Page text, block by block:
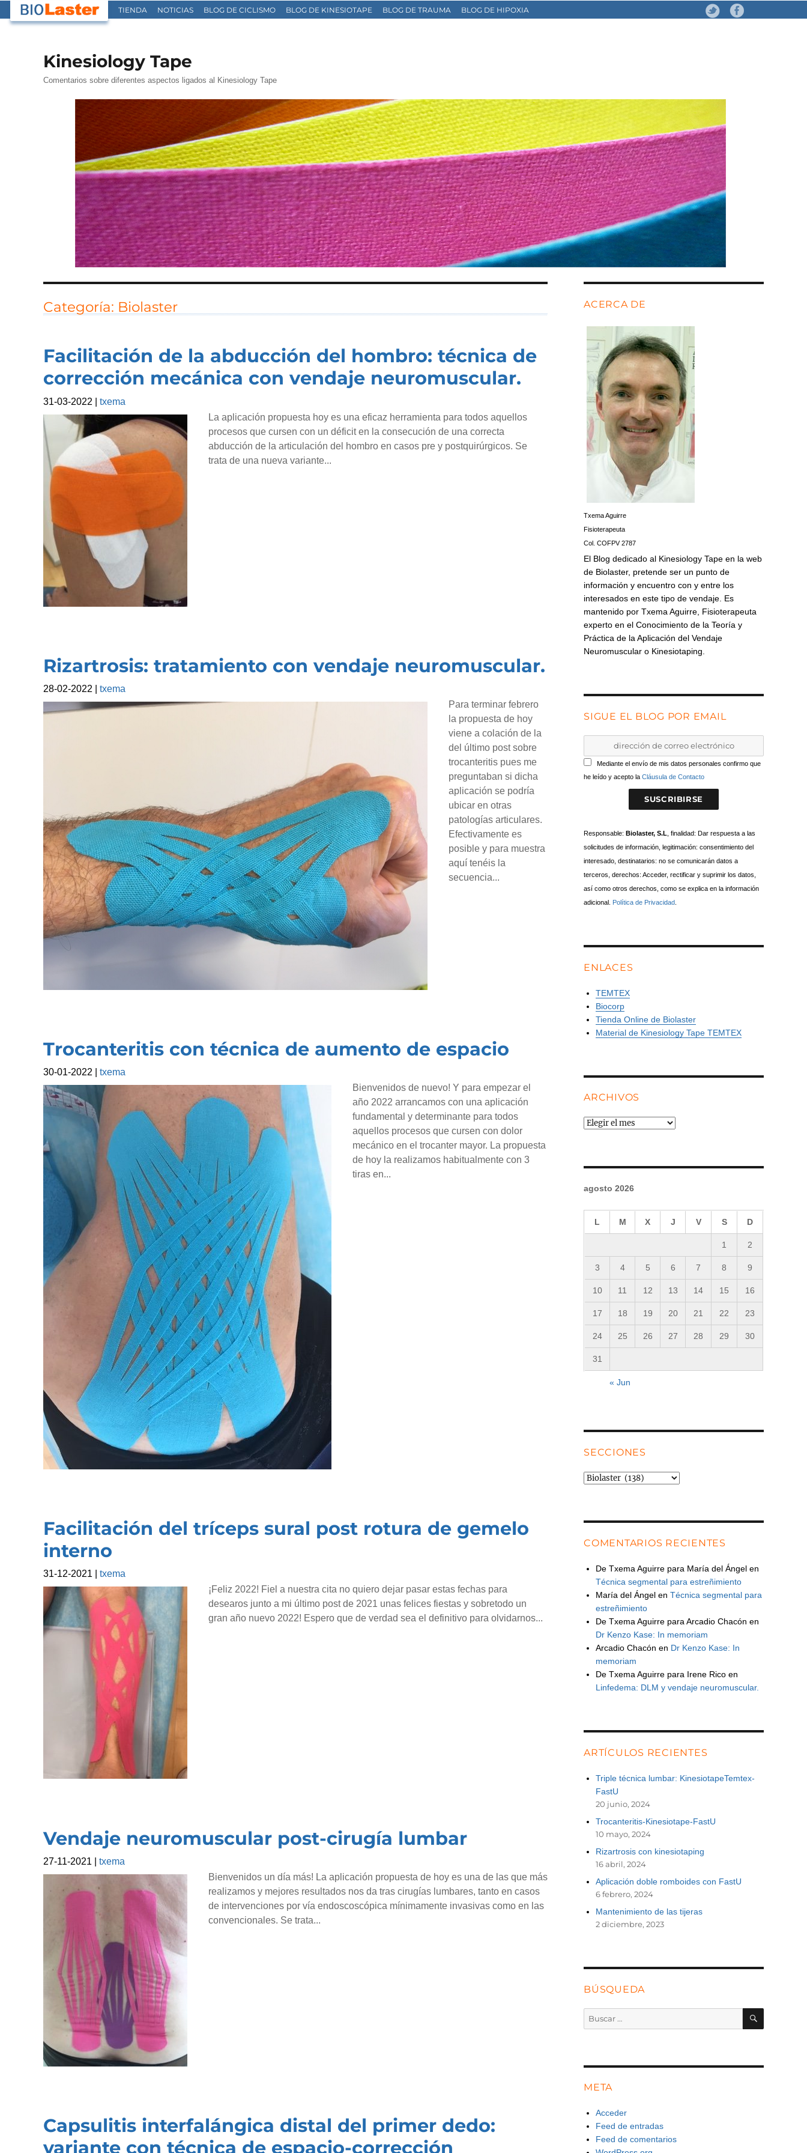
TIENDA NOTICIAS BLOG DE CICLISMO BLOG DE KINESIOTAPE BLOG DE TRAUMA BLOG DE HIPOXIA
Kinesiology Tape
Comentarios sobre diferentes aspectos ligados al Kinesiology Tape
Categoría: Biolaster
Facilitación de la abducción del hombro: técnica de
corrección mecánica con vendaje neuromuscular.
31-03-2022
txema
La aplicación propuesta hoy es una eficaz herramienta para todos aquellos
procesos que cursen con un déficit en la consecución de una correcta
abducción de la articulación del hombro en casos pre y postquirúrgicos. Se
trata de una nueva variante...
Rizartrosis: tratamiento con vendaje neuromuscular.
28-02-2022
txema
Para terminar febrero
la propuesta de hoy
viene a colación de la
del último post sobre
trocanteritis pues me
preguntaban si dicha
aplicación se podría
ubicar en otras
patologías articulares.
Efectivamente es
posible y para muestra
aquí tenéis la
secuencia...
Trocanteritis con técnica de aumento de espacio
30-01-2022
txema
Bienvenidos de nuevo! Y para empezar el
año 2022 arrancamos con una aplicación
fundamental y determinante para todos
aquellos procesos que cursen con dolor
mecánico en el trocanter mayor. La propuesta
de hoy la realizamos habitualmente con 3
tiras en...
Facilitación del tríceps sural post rotura de gemelo
interno
31-12-2021
txema
¡Feliz 2022! Fiel a nuestra cita no quiero dejar pasar estas fechas para
desearos junto a mi último post de 2021 unas felices fiestas y sobretodo un
gran año nuevo 2022! Espero que de verdad sea el definitivo para olvidarnos...
Vendaje neuromuscular post-cirugía lumbar
27-11-2021
txema
Bienvenidos un día más! La aplicación propuesta de hoy es una de las que más
realizamos y mejores resultados nos da tras cirugías lumbares, tanto en casos
de intervenciones por vía endoscoscópica mínimamente invasivas como en las
convencionales. Se trata...
Capsulitis interfalángica distal del primer dedo:
variante con técnica de espacio-corrección
ACERCA DE
Txema Aguirre
Fisioterapeuta
Col. COFPV 2787
El Blog dedicado al Kinesiology Tape en la web
de Biolaster, pretende ser un punto de
información y encuentro con y entre los
interesados en este tipo de vendaje. Es
mantenido por Txema Aguirre, Fisioterapeuta
experto en el Conocimiento de la Teoría y
Práctica de la Aplicación del Vendaje
Neuromuscular o Kinesiotaping.
SIGUE EL BLOG POR EMAIL
Mediante el envío de mis datos personales confirmo que
he leído y acepto la Cláusula de Contacto
Responsable: Biolaster, S.L , finalidad: Dar respuesta a las
solicitudes de información, legitimación: consentimiento del
interesado, destinatarios: no se comunicarán datos a
terceros, derechos: Acceder, rectificar y suprimir los datos,
así como otros derechos, como se explica en la información
adicional. Política de Privacidad
ENLACES
TEMTEX
Biocorp
Tienda Online de Biolaster
Material de Kinesiology Tape TEMTEX
ARCHIVOS
Archivos
agosto 2026
L M X J V S D
1 2
3 4 5 6 7 8 9
10 11 12 13 14 15 16
17 18 19 20 21 22 23
24 25 26 27 28 29 30
31
« Jun
SECCIONES
Secciones
COMENTARIOS RECIENTES
De Txema Aguirre para María del Ángel en
Técnica segmental para estreñimiento
María del Ángel en Técnica segmental para
estreñimiento
De Txema Aguirre para Arcadio Chacón en
Dr Kenzo Kase: In memoriam
Arcadio Chacón en Dr Kenzo Kase: In
memoriam
De Txema Aguirre para Irene Rico en
Linfedema: DLM y vendaje neuromuscular.
ARTÍCULOS RECIENTES
Triple técnica lumbar: KinesiotapeTemtex-
FastU
20 junio, 2024
Trocanteritis-Kinesiotape-FastU
10 mayo, 2024
Rizartrosis con kinesiotaping
16 abril, 2024
Aplicación doble romboides con FastU
6 febrero, 2024
Mantenimiento de las tijeras
2 diciembre, 2023
BÚSQUEDA
Buscar
por:
BUSCAR
META
Acceder
Feed de entradas
Feed de comentarios